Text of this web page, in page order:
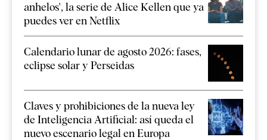
anhelos', la serie de Alice Kellen que ya
puedes ver en Netflix
Calendario lunar de agosto 2026: fases,
eclipse solar y Perseidas
Claves y prohibiciones de la nueva ley
de Inteligencia Artificial: así queda el
nuevo escenario legal en Europa